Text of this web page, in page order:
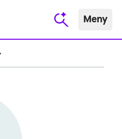
Meny